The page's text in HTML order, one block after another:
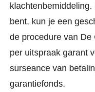
bent, kun je een
de procedure van De
per uitspraak garant
surseance van
garantiefonds.